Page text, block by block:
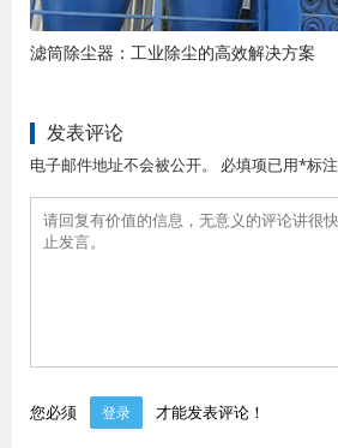
滤筒除尘器：工业除尘的高效解决方案
发表评论
电子邮件地址不会被公开。 必填项已用*标注
您必须 登录 才能发表评论！